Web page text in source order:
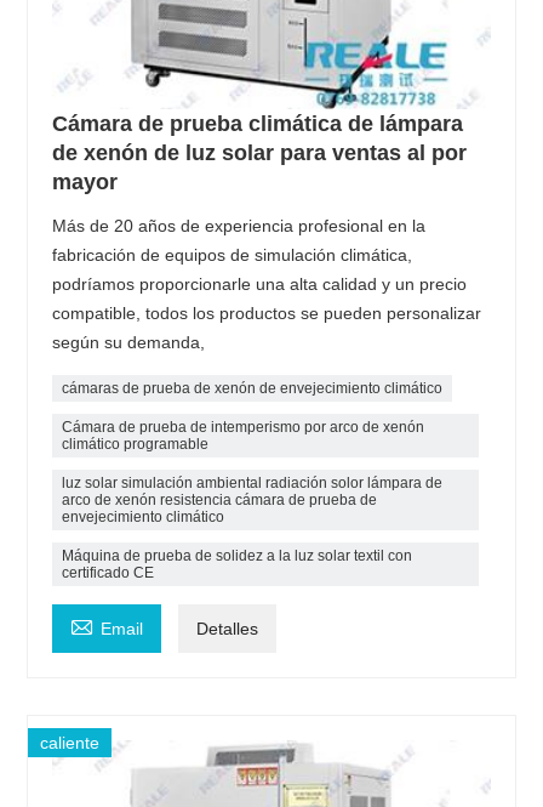
Cámara de prueba climática de lámpara
de xenón de luz solar para ventas al por
mayor
Más de 20 años de experiencia profesional en la
fabricación de equipos de simulación climática,
podríamos proporcionarle una alta calidad y un precio
compatible, todos los productos se pueden personalizar
según su demanda,
cámaras de prueba de xenón de envejecimiento climático
Cámara de prueba de intemperismo por arco de xenón
climático programable
luz solar simulación ambiental radiación solor lámpara de
arco de xenón resistencia cámara de prueba de
envejecimiento climático
Máquina de prueba de solidez a la luz solar textil con
certificado CE
 Email Detalles
caliente